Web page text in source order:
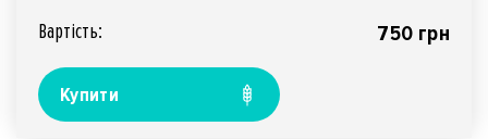
Вартiсть: 750 грн
Купити